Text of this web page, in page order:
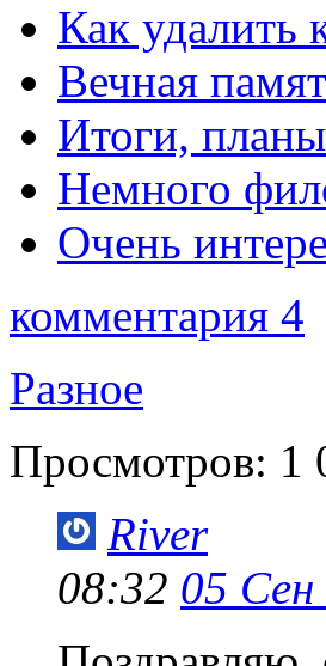
Как удалить
Вечная
Итоги,
Немного
Очень
комментария 4
Разное
Просмотров: 1
River
08:32 05 Сен